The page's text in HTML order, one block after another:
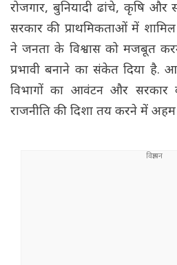
रोजगार, बुनियादी ढांचे, कृषि और
सरकार की प्राथमिकताओं में
ने जनता के विश्वास को मजबूत
प्रभावी बनाने का संकेत दिया है.
विभागों का आवंटन और सरकार
राजनीति की दिशा तय करने में अहम